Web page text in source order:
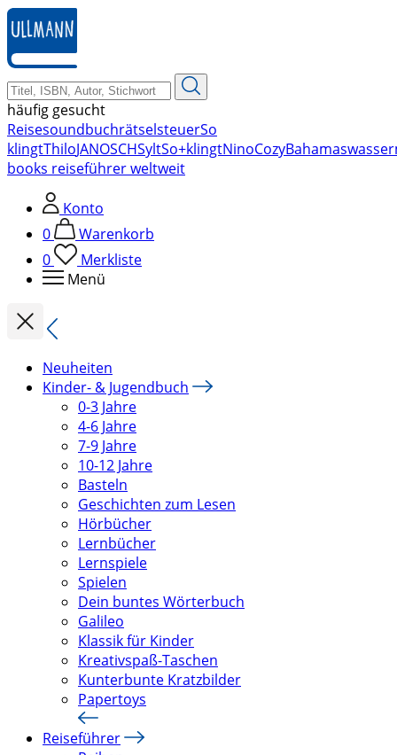
zum
Hauptinhalt
springen
häufig gesucht
ReisesoundbuchrätselsteuerSo
klingtThiloJANOSCHSyltSo+klingtNinoCozyBahamas
books reiseführer weltweit
Konto
0
Warenkorb
0
Merkliste
Menü
Neuheiten
Kinder- & Jugendbuch
0-3 Jahre
4-6 Jahre
7-9 Jahre
10-12 Jahre
Basteln
Geschichten zum Lesen
Hörbücher
Lernbücher
Lernspiele
Spielen
Dein buntes Wörterbuch
Galileo
Klassik für Kinder
Kreativspaß-Taschen
Kunterbunte Kratzbilder
Papertoys
Reiseführer